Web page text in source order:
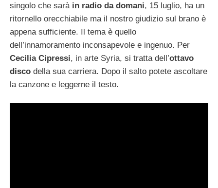
singolo che sarà in radio da domani, 15 luglio, ha un
ritornello orecchiabile ma il nostro giudizio sul brano è
appena sufficiente. Il tema è quello
dell’innamoramento inconsapevole e ingenuo. Per
Cecilia Cipressi, in arte Syria, si tratta dell’ottavo
disco della sua carriera. Dopo il salto potete ascoltare
la canzone e leggerne il testo.